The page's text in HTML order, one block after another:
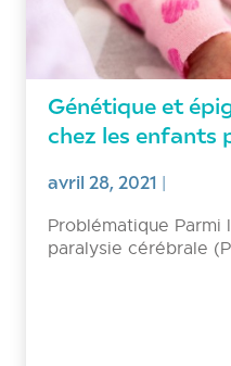
Génétique et
chez les enfants
avril 28, 2021 |
Problématique
paralysie cérébrale